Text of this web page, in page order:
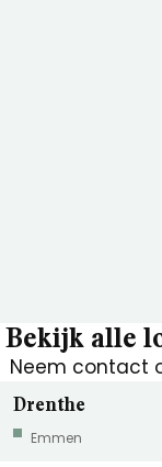
Bekijk alle
Neem contact
Drenthe
Emmen